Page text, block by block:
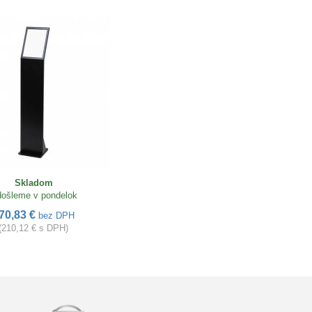
Skladom
v pondelok
€bez DPH
€ s DPH)